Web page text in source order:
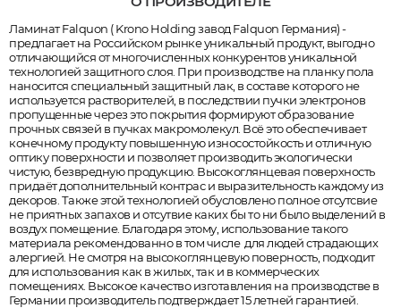
Ламинат Falquon ( Krono Holding завод Falquon Германия) -
предлагает на Российском рынке уникальный продукт, выгодно
отличающийся от многочисленных конкурентов уникальной
технологией защитного слоя. При производстве на планку пола
наносится специальный защитный лак, в составе которого не
используется растворителей, в последствии пучки электронов
пропущенные через это покрытия формируют образование
прочных связей в пучках макромолекул. Всё это обеспечивает
конечному продукту повышенную износостойкость и отличную
оптику поверхности и позволяет производить экологически
чистую, безвредную продукцию. Высокоглянцевая поверхность
придаёт дополнительный контрас и выразительность каждому из
декоров. Также этой технологией обусловлено полное отсутсвие
не приятных запахов и отсутвие каких бы то ни было выделений в
воздух помещение. Благодаря этому, использование такого
материала рекомендованно в том числе для людей страдающих
алергией. Не смотря на высокоглянцевую поверность, подходит
для использования как в жилых, так и в коммерческих
помещениях. Высокое качество изготавления на производстве в
Германии производитель подтверждает 15 летней гарантией.